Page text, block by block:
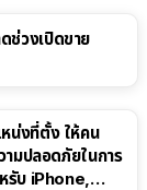
ช่วงเปิดขาย
น่งที่ตั้ง ให้คน
ามปลอดภัยในการ
รับ iPhone,